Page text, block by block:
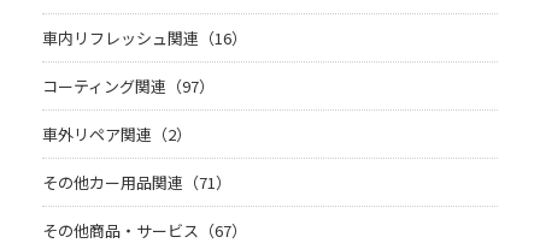
車内リフレッシュ関連（16）
コーティング関連（97）
車外リペア関連（2）
その他カー用品関連（71）
その他商品・サービス（67）